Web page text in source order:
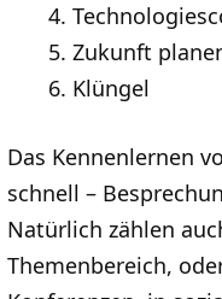
Zukunft
Klüngel
Das Kennenlernen
schnell –
Natürlich zählen
Themenbereich,